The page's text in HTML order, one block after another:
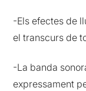
-Els efectes de
el transcurs de
-La banda
expressament